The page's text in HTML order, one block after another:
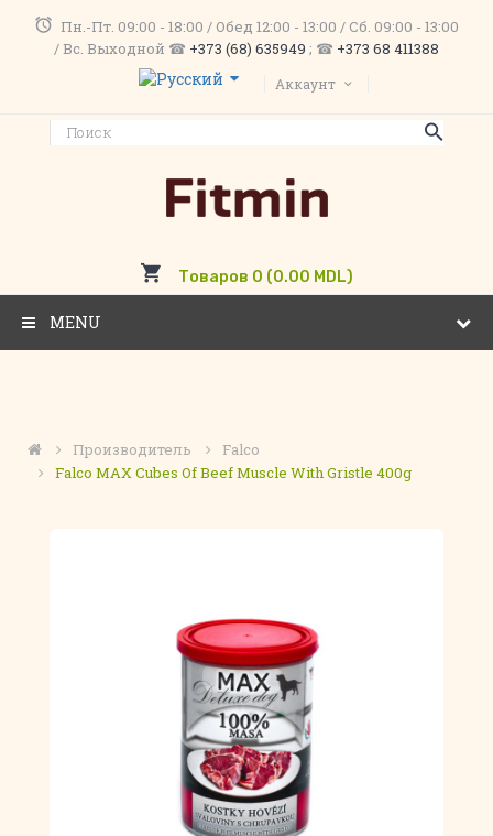
Пн.-Пт. 09:00 - 18:00 / Обед 12:00 - 13:00 / Сб. 09:00 - 13:00
/ Вс. Выходной ☎ +373 (68) 635949 ; ☎ +373 68 411388
Аккаунт
Товаров 0 (0.00 MDL)
MENU
Производитель
Falco
Falco MAX Cubes Of Beef Muscle With Gristle 400g